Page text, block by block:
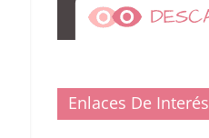
Enlaces De Interés